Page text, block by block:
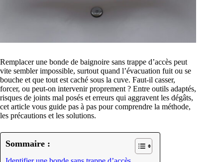
Remplacer une bonde de baignoire sans trappe d’accès peut
vite sembler impossible, surtout quand l’évacuation fuit ou se
bouche et que tout est caché sous la cuve. Faut-il casser,
forcer, ou peut-on intervenir proprement ? Entre outils adaptés,
risques de joints mal posés et erreurs qui aggravent les dégâts,
cet article vous guide pas à pas pour comprendre la méthode,
les précautions et les solutions.
Sommaire :